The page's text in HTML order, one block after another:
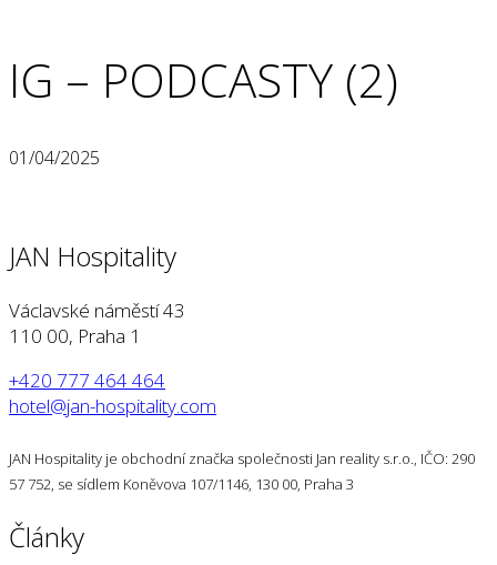
IG – PODCASTY (2)
01/04/2025
JAN Hospitality
Václavské náměstí 43
110 00, Praha 1
+420 777 464 464
hotel@jan-hospitality.com
JAN Hospitality je obchodní značka společnosti Jan reality s.r.o., IČO: 290
57 752, se sídlem Koněvova 107/1146, 130 00, Praha 3
Články